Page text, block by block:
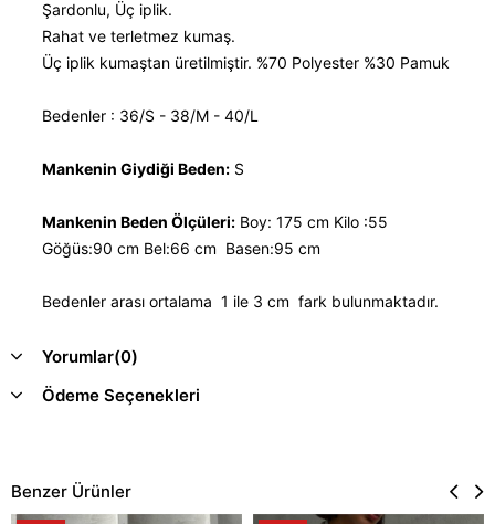
Şardonlu, Üç iplik.
Rahat ve terletmez kumaş.
Üç iplik kumaştan üretilmiştir. %70 Polyester %30 Pamuk
Bedenler : 36/S - 38/M - 40/L
Mankenin Giydiği Beden: S
Mankenin Beden Ölçüleri: Boy: 175 cm Kilo :55
Göğüs:90 cm Bel:66 cm Basen:95 cm
Bedenler arası ortalama 1 ile 3 cm fark bulunmaktadır.
Yorumlar(0)
Ödeme Seçenekleri
Benzer Ürünler